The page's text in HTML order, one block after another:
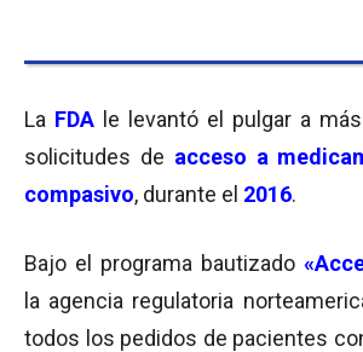
La FDA le levantó el pulgar a
solicitudes de acceso a
compasivo, durante el 2016.
Bajo el programa bautizado
la agencia regulatoria
todos los pedidos de pacientes